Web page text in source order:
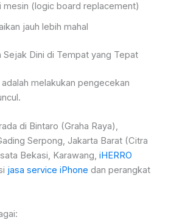
mesin (logic board replacement)
jauh lebih mahal
Sejak Dini di Tempat yang Tepat
melakukan pengecekan
di Bintaro (Graha Raya),
Serpong, Jakarta Barat (Citra
Bekasi, Karawang, iHERRO
jasa service iPhone dan perangkat